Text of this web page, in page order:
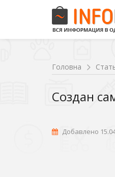
Головна
Создан
Добавлено